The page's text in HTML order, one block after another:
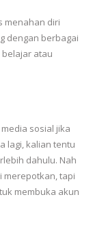
menahan diri
dengan berbagai
atau
sosial jika
lagi, kalian tentu
dahulu. Nah
merepotkan, tapi
membuka akun